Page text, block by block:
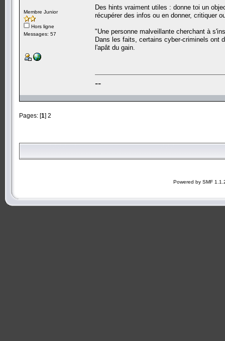
Membre Junior
Hors ligne
Messages: 57
Des hints vraiment utiles : donne toi un
récupérer des infos ou en donner, critiquer
"Une personne malveillante cherchant à
Dans les faits, certains cyber-criminels ont
l'apât du gain.
--
Pages: [1] 2
Powered by SMF